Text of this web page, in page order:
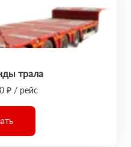
трала
₽ / рейс